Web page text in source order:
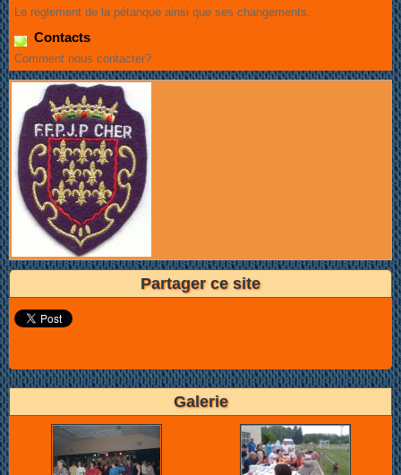
Le règlement de la pétanque ainsi que ses changements.
Contacts
Comment nous contacter?
Partager ce site
Galerie